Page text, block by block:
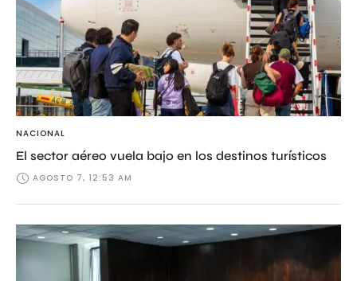
NACIONAL
El sector aéreo vuela bajo en los destinos turísticos
AGOSTO 7, 12:53 AM